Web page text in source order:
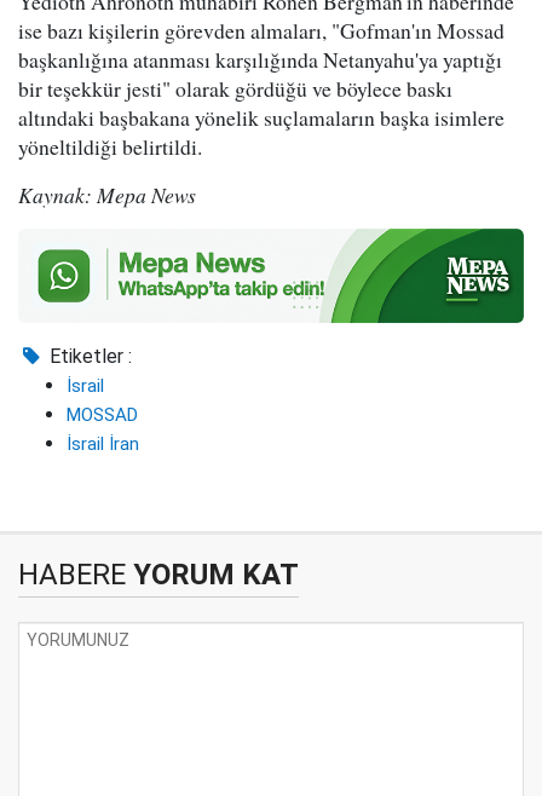
ise bazı kişilerin görevden almaları, "Gofman'ın Mossad
başkanlığına atanması karşılığında Netanyahu'ya yaptığı
bir teşekkür jesti" olarak gördüğü ve böylece baskı
altındaki başbakana yönelik suçlamaların başka isimlere
yöneltildiği belirtildi.
Kaynak: Mepa News
Etiketler :
İsrail
MOSSAD
İsrail İran
HABERE YORUM KAT